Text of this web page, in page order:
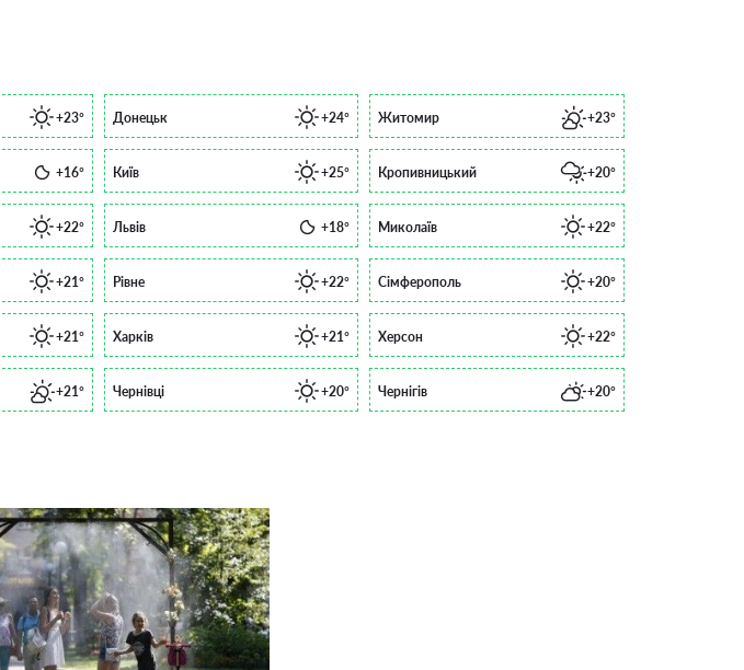
+23° Донецьк +24° Житомир +23°
+16° Київ +25° Кропивницький +20°
+22° Львів +18° Миколаїв +22°
+21° Рівне +22° Сімферополь +20°
+21° Харків +21° Херсон +22°
+21° Чернівці +20° Чернігів +20°